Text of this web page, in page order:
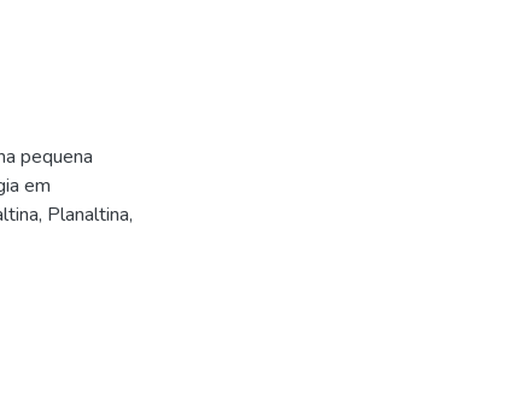
pequena
em
Planaltina,